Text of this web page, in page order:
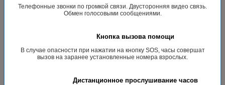
Телефонные звонки по громкой связи. Двусторонняя видео связь.
Обмен голосовыми сообщениями.
Кнопка вызова помощи
В случае опасности при нажатии на кнопку SOS, часы совершат
вызов на заранее установленные номера взрослых.
Дистанционное прослушивание часов